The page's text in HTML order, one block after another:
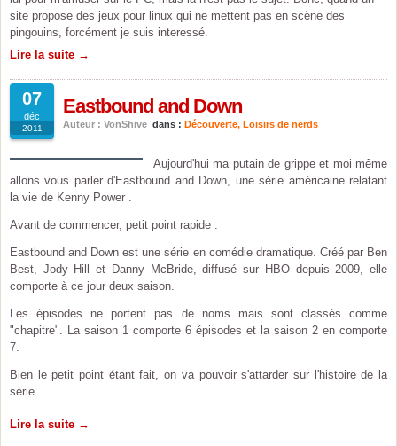
site propose des jeux pour linux qui ne mettent pas en scène des
pingouins, forcément je suis interessé.
Lire la suite →
07
déc
2011
Eastbound and Down
Auteur : VonShive dans : Découverte, Loisirs de nerds
Aujourd'hui ma putain de grippe et moi même
allons vous parler d'Eastbound and Down, une série américaine relatant
la vie de Kenny Power .
Avant de commencer, petit point rapide :
Eastbound and Down est une série en comédie dramatique. Créé par Ben
Best, Jody Hill et Danny McBride, diffusé sur HBO depuis 2009, elle
comporte à ce jour deux saison.
Les épisodes ne portent pas de noms mais sont classés comme
"chapitre". La saison 1 comporte 6 épisodes et la saison 2 en comporte
7.
Bien le petit point étant fait, on va pouvoir s'attarder sur l'histoire de la
série.
Lire la suite →